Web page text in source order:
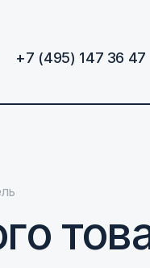
+7 (495) 147 36 47